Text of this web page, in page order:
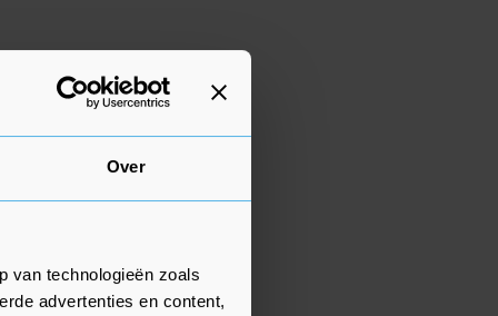
Over
van technologieën zoals
advertenties en content,